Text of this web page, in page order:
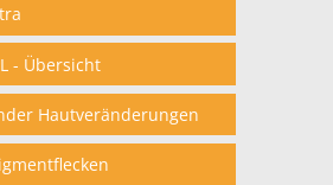
- Übersicht
Hautveränderungen